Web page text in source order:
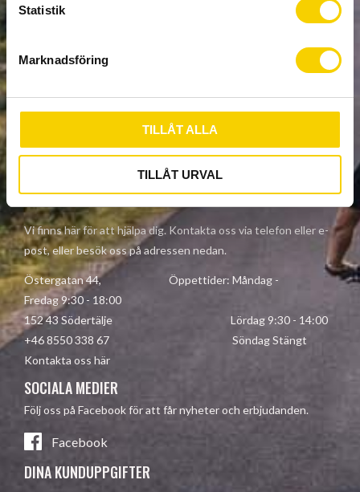
k
s
v
a
Statistik
Marknadsföring
TILLÅT ALLA
TILLÅT URVAL
PRENUMERERA
Dina personuppgifter behandlas i enlighet med vår
integritetspolicy.
KONTAKTA OSS
Vi finns här för att hjälpa dig. Kontakta oss via telefon eller e-
post, eller besök oss på adressen nedan.
Östergatan 44, Öppettider: Måndag -
Fredag 9:30 - 18:00
152 43 Södertälje Lördag 9:30 - 14:00
+46 8550 338 67 Söndag Stängt
Kontakta oss här
SOCIALA MEDIER
Följ oss på Facebook för att får nyheter och erbjudanden.
Facebook
DINA KUNDUPPGIFTER